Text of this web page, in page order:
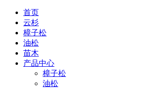
首页
云杉
樟子松
油松
苗木
产品中心
樟子松
油松